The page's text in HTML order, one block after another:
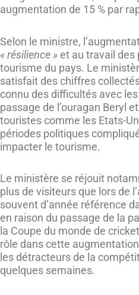
augmentation de 15 % par
Selon le ministre,
« résilience » et au travail des
tourisme du pays. Le
satisfait des chiffres
connu des difficultés avec
passage de l’ouragan Beryl
touristes comme les Etats-
périodes politiques
impacter le tourisme.
Le ministère se réjouit
plus de visiteurs que lors de
souvent d’année référence
en raison du passage de la
la Coupe du monde de
rôle dans cette
les détracteurs de la
quelques semaines.